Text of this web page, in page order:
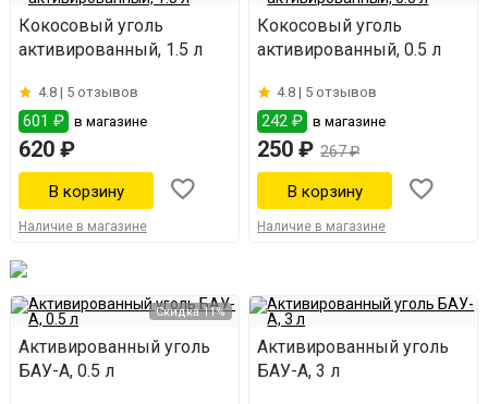
Кокосовый уголь
активированный, 1.5 л
4.8 | 5 отзывов
601 ₽ в магазине
620 ₽
Наличие в магазине
Кокосовый уголь
активированный, 0.5 л
4.8 | 5 отзывов
242 ₽ в магазине
250 ₽ 267 ₽
Наличие в магазине
Скидка 11%
Активированный уголь
БАУ-А, 0.5 л
Активированный уголь
БАУ-А, 3 л